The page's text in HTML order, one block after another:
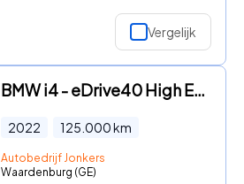
Vergelijk
BMW i4 - eDrive40 High Executive 84 kWh | Btw auto! | Schuifdak | HUD
2022 125.000km
Autobedrijf Jonkers
Waardenburg (GE)